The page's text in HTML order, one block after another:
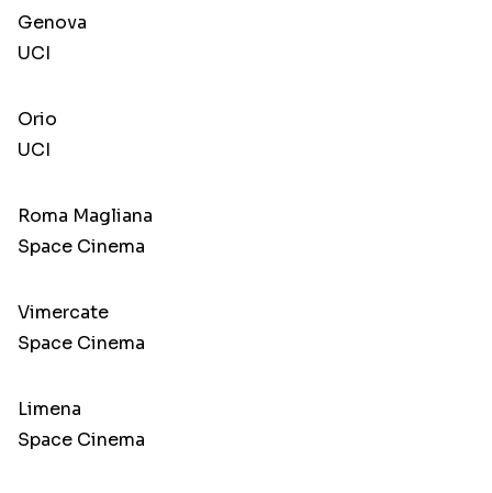
Genova
UCI
Orio
UCI
Roma Magliana
Space Cinema
Vimercate
Space Cinema
Limena
Space Cinema